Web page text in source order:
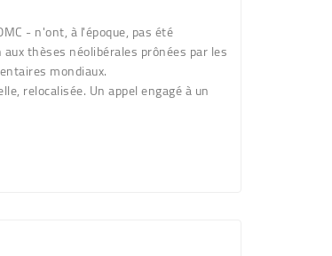
- n'ont, à l'époque, pas été
thèses néolibérales prônées par les
mondiaux.
relocalisée. Un appel engagé à un